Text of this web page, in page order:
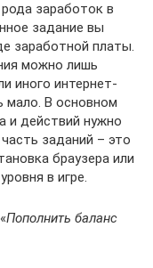
заработок в
задание вы
заработной платы.
можно лишь
иного интернет-
мало. В основном
и действий нужно
заданий – это
браузера или
в игре.
Пополнить баланс